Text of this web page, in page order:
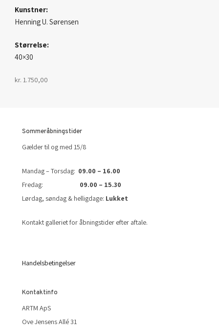
Kunstner:
Henning U. Sørensen
Størrelse:
40×30
kr. 1.750,00
Sommeråbningstider
Gælder til og med 15/8
Mandag – Torsdag: 09.00 – 16.00
Fredag: 09.00 – 15.30
Lørdag, søndag & helligdage: Lukket
Kontakt galleriet for åbningstider efter aftale.
Handelsbetingelser
Kontaktinfo
ARTM ApS
Ove Jensens Allé 31